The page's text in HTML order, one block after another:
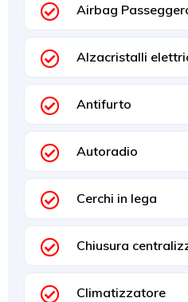
Airbag
Alzacristalli
Antifurto
Autoradio
Cerchi in lega
Chiusura
Climatizzatore